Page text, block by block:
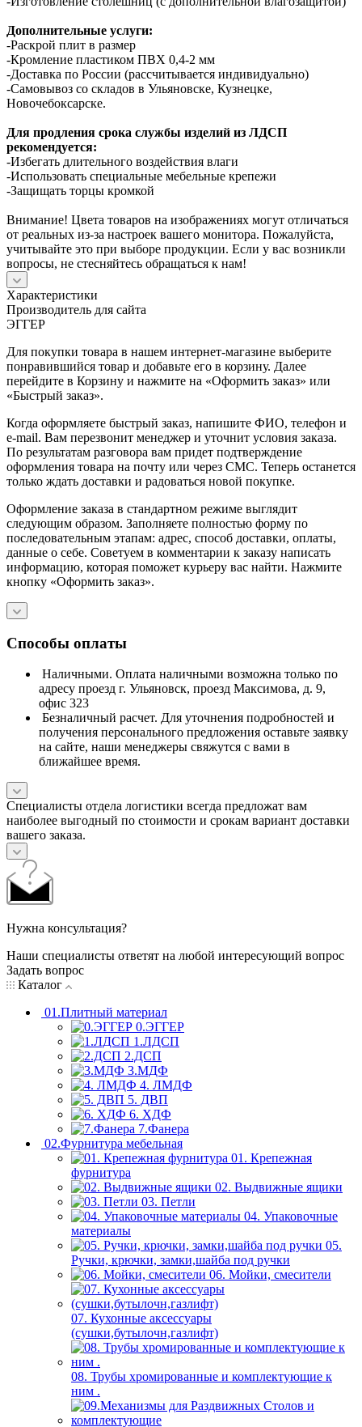
Дополнительные услуги:
-Раскрой плит в размер
-Кромление пластиком ПВХ 0,4-2 мм
-Доставка по России (рассчитывается индивидуально)
-Самовывоз со складов в Ульяновске, Кузнецке,
Новочебоксарске.
Для продления срока службы изделий из ЛДСП
рекомендуется:
-Избегать длительного воздействия влаги
-Использовать специальные мебельные крепежи
-Защищать торцы кромкой
Внимание! Цвета товаров на изображениях могут отличаться
от реальных из-за настроек вашего монитора. Пожалуйста,
учитывайте это при выборе продукции. Если у вас возникли
вопросы, не стесняйтесь обращаться к нам!
Характеристики
Производитель для сайта
ЭГГЕР
Для покупки товара в нашем интернет-магазине выберите
понравившийся товар и добавьте его в корзину. Далее
перейдите в Корзину и нажмите на «Оформить заказ» или
«Быстрый заказ».
Когда оформляете быстрый заказ, напишите ФИО, телефон и
e-mail. Вам перезвонит менеджер и уточнит условия заказа.
По результатам разговора вам придет подтверждение
оформления товара на почту или через СМС. Теперь останется
только ждать доставки и радоваться новой покупке.
Оформление заказа в стандартном режиме выглядит
следующим образом. Заполняете полностью форму по
последовательным этапам: адрес, способ доставки, оплаты,
данные о себе. Советуем в комментарии к заказу написать
информацию, которая поможет курьеру вас найти. Нажмите
кнопку «Оформить заказ».
Способы оплаты
Наличными. Оплата наличными возможна только по
адресу проезд г. Ульяновск, проезд Максимова, д. 9,
офис 323
Безналичный расчет. Для уточнения подробностей и
получения персонального предложения оставьте заявку
на сайте, наши менеджеры свяжутся с вами в
ближайшее время.
Специалисты отдела логистики всегда предложат вам
наиболее выгодный по стоимости и срокам вариант доставки
вашего заказа.
Нужна консультация?
Наши специалисты ответят на любой интересующий вопрос
Задать вопрос
Каталог
01.Плитный материал
0.ЭГГЕР
1.ЛДСП
2.ДСП
3.МДФ
4. ЛМДФ
5. ДВП
6. ХДФ
7.Фанера
02.Фурнитура мебельная
01. Крепежная
фурнитура
02. Выдвижные ящики
03. Петли
04. Упаковочные
материалы
05.
Ручки, крючки, замки,шайба под ручки
06. Мойки, смесители
07. Кухонные аксессуары
(сушки,бутылочн,газлифт)
08. Трубы хромированные и комплектующие к
ним .